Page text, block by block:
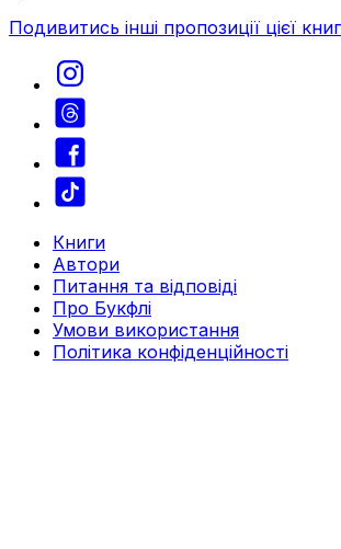
Подивитись інші пропозиції цієї
Книги
Автори
Питання та відповіді
Про Букфлі
Умови використання
Політика конфіденційності